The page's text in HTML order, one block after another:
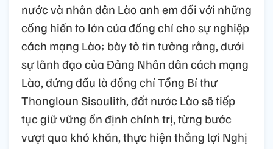
nước và nhân dân Lào anh em đối với những
cống hiến to lớn của đồng chí cho sự nghiệp
cách mạng Lào; bày tỏ tin tưởng rằng, dưới
sự lãnh đạo của Đảng Nhân dân cách mạng
Lào, đứng đầu là đồng chí Tổng Bí thư
Thongloun Sisoulith, đất nước Lào sẽ tiếp
tục giữ vững ổn định chính trị, từng bước
vượt qua khó khăn, thực hiện thắng lợi Nghị